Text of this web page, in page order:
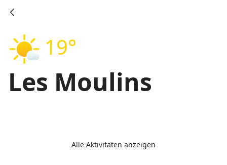
19°
Les Moulins
Alle Aktivitäten anzeigen